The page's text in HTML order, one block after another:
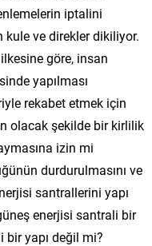
iptalini
ve direkler dikiliyor.
göre, insan
yapılması
rekabet etmek için
olacak şekilde bir kirlilik
izin mi
durdurulmasını ve
santrallerini yapı
enerjisi santrali bir
bir yapı değil mi?